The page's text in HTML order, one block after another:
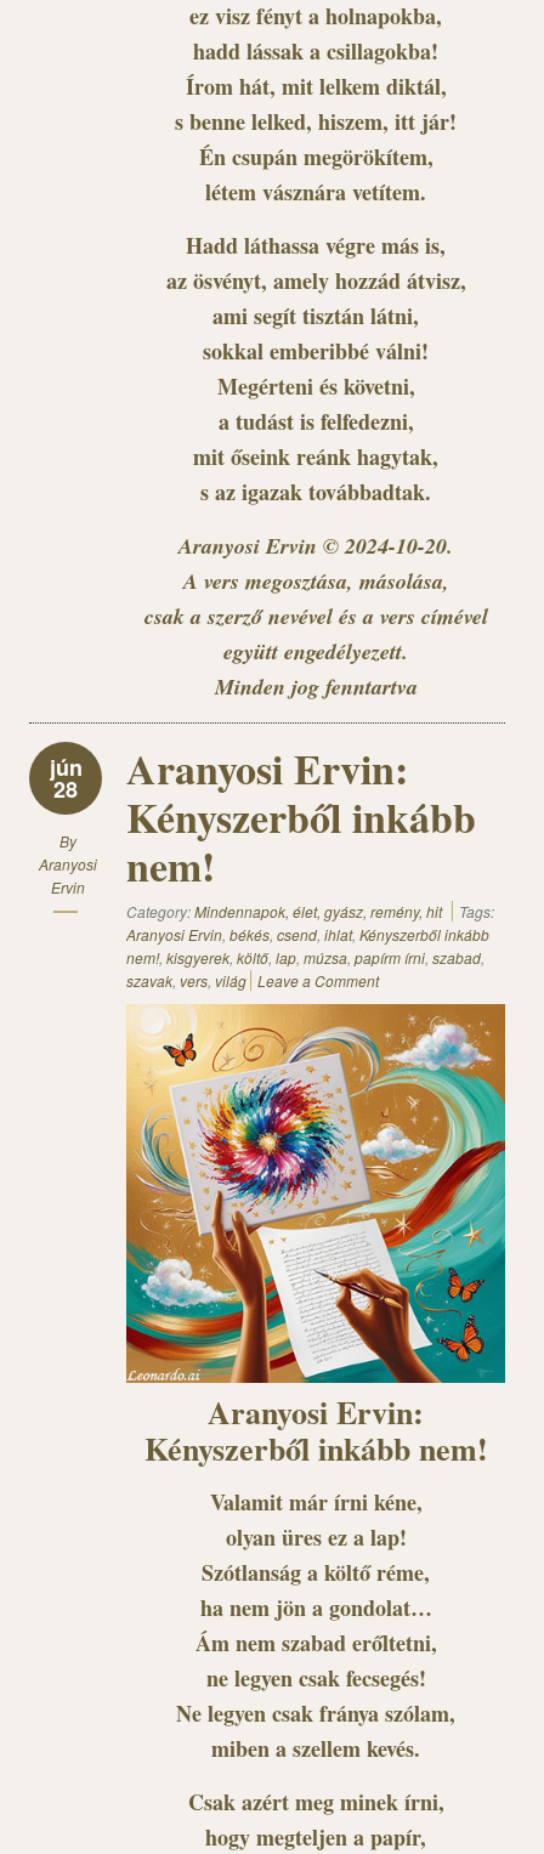
ez visz fényt a holnapokba,
hadd lássak a csillagokba!
Írom hát, mit lelkem diktál,
s benne lelked, hiszem, itt jár!
Én csupán megörökítem,
létem vásznára vetítem.
Hadd láthassa végre más is,
az ösvényt, amely hozzád átvisz,
ami segít tisztán látni,
sokkal emberibbé válni!
Megérteni és követni,
a tudást is felfedezni,
mit őseink reánk hagytak,
s az igazak továbbadtak.
Aranyosi Ervin © 2024-10-20.
A vers megosztása, másolása,
csak a szerző nevével és a vers címével
együtt engedélyezett.
Minden jog fenntartva
jún
28
By
Aranyosi
Ervin
Aranyosi Ervin:
Kényszerből inkább
nem!
Category:Mindennapok, élet, gyász, remény, hit
Tags:
Aranyosi Ervin, békés, csend, ihlat, Kényszerből inkább
nem!, kisgyerek, költő, lap, múzsa, papírm írni, szabad,
szavak, vers, világ Leave a Comment
Aranyosi Ervin:
Kényszerből inkább nem!
Valamit már írni kéne,
olyan üres ez a lap!
Szótlanság a költő réme,
ha nem jön a gondolat…
Ám nem szabad erőltetni,
ne legyen csak fecsegés!
Ne legyen csak fránya szólam,
miben a szellem kevés.
Csak azért meg minek írni,
hogy megteljen a papír,